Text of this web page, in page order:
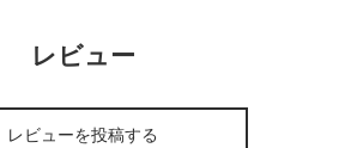
レビュー
レビューを投稿する